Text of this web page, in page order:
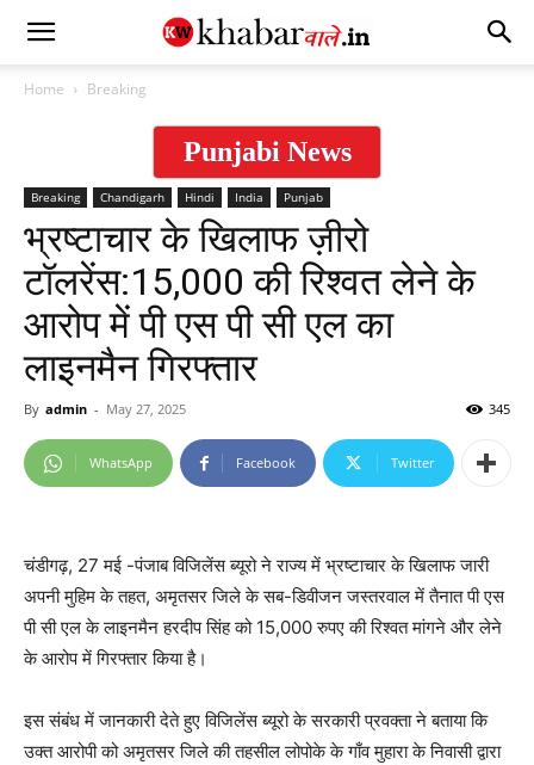
Home Breaking
Punjabi News
Breaking Chandigarh Hindi India Punjab
भ्रष्टाचार के खिलाफ ज़ीरो
टॉलरेंस:15,000 की रिश्वत लेने के
आरोप में पी एस पी सी एल का
लाइनमैन गिरफ्तार
By admin - May 27, 2025 345
WhatsApp Facebook Twitter
चंडीगढ़, 27 मई -पंजाब विजिलेंस ब्यूरो ने राज्य में भ्रष्टाचार के खिलाफ जारी
अपनी मुहिम के तहत, अमृतसर जिले के सब-डिवीजन जस्तरवाल में तैनात पी एस
पी सी एल के लाइनमैन हरदीप सिंह को 15,000 रुपए की रिश्वत मांगने और लेने
के आरोप में गिरफ्तार किया है।
इस संबंध में जानकारी देते हुए विजिलेंस ब्यूरो के सरकारी प्रवक्ता ने बताया कि
उक्त आरोपी को अमृतसर जिले की तहसील लोपोके के गाँव मुहारा के निवासी द्वारा